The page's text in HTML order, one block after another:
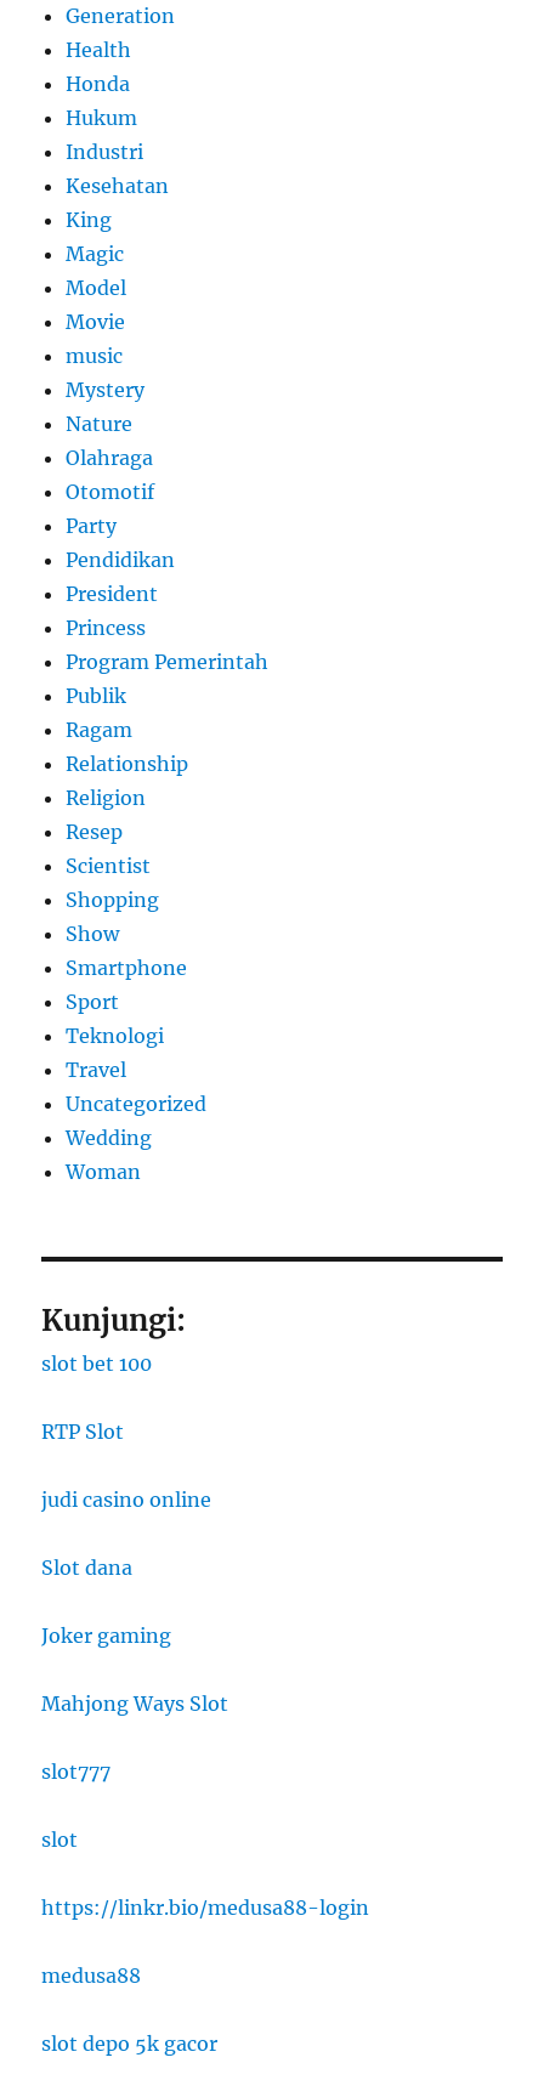
Generation
Health
Honda
Hukum
Industri
Kesehatan
King
Magic
Model
Movie
music
Mystery
Nature
Olahraga
Otomotif
Party
Pendidikan
President
Princess
Program Pemerintah
Publik
Ragam
Relationship
Religion
Resep
Scientist
Shopping
Show
Smartphone
Sport
Teknologi
Travel
Uncategorized
Wedding
Woman
Kunjungi:
slot bet 100
RTP Slot
judi casino online
Slot dana
Joker gaming
Mahjong Ways Slot
slot777
slot
https://linkr.bio/medusa88-login
medusa88
slot depo 5k gacor